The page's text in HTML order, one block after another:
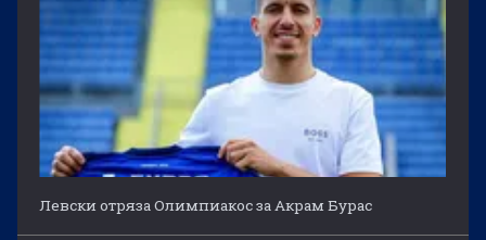
Левски отряза Олимпиакос за Акрам Бурас